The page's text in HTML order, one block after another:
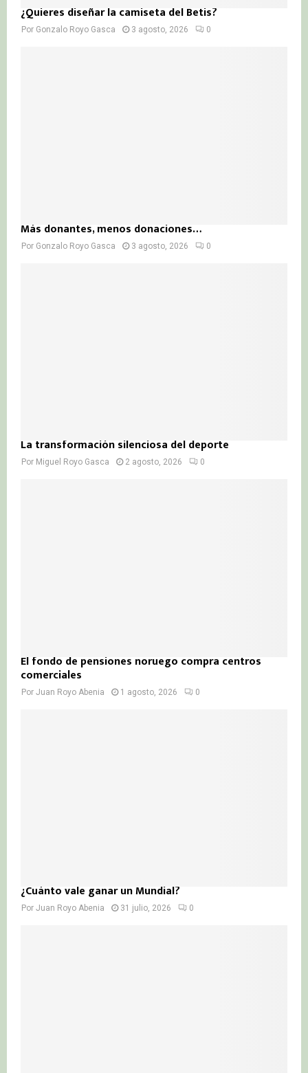
¿Quieres diseñar la camiseta del Betis?
Por Gonzalo Royo Gasca 3 agosto, 2026 0
Más donantes, menos donaciones…
Por Gonzalo Royo Gasca 3 agosto, 2026 0
La transformación silenciosa del deporte
Por Miguel Royo Gasca 2 agosto, 2026 0
El fondo de pensiones noruego compra centros
comerciales
Por Juan Royo Abenia 1 agosto, 2026 0
¿Cuánto vale ganar un Mundial?
Por Juan Royo Abenia 31 julio, 2026 0